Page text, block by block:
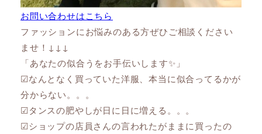
お問い合わせはこちら
ファッションにお悩みのある方ぜひご相談ください
ませ！↓↓↓
「あなたの似合うをお手伝いします✨」
☑なんとなく買っていた洋服、本当に似合ってるかが
分からない。。。
☑タンスの肥やしが日に日に増える。。。
☑ショップの店員さんの言われたがままに買ったの